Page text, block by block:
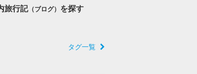
旅行記（ブログ） を探す
タグ一覧